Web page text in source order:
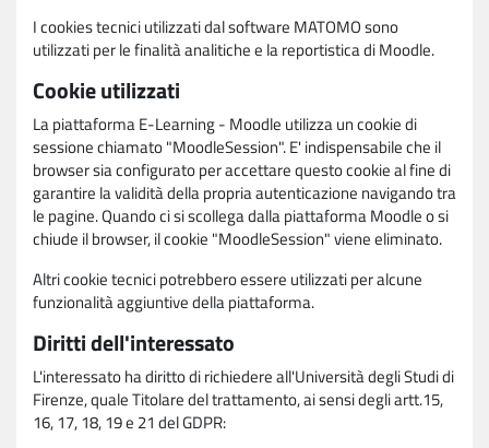
I cookies tecnici utilizzati dal software MATOMO sono
utilizzati per le finalità analitiche e la reportistica di Moodle.
Cookie utilizzati
La piattaforma E-Learning - Moodle utilizza un cookie di
sessione chiamato "MoodleSession". E' indispensabile che il
browser sia configurato per accettare questo cookie al fine di
garantire la validità della propria autenticazione navigando tra
le pagine. Quando ci si scollega dalla piattaforma Moodle o si
chiude il browser, il cookie "MoodleSession" viene eliminato.
Altri cookie tecnici potrebbero essere utilizzati per alcune
funzionalità aggiuntive della piattaforma.
Diritti dell'interessato
L'interessato ha diritto di richiedere all'Università degli Studi di
Firenze, quale Titolare del trattamento, ai sensi degli artt.15,
16, 17, 18, 19 e 21 del GDPR: